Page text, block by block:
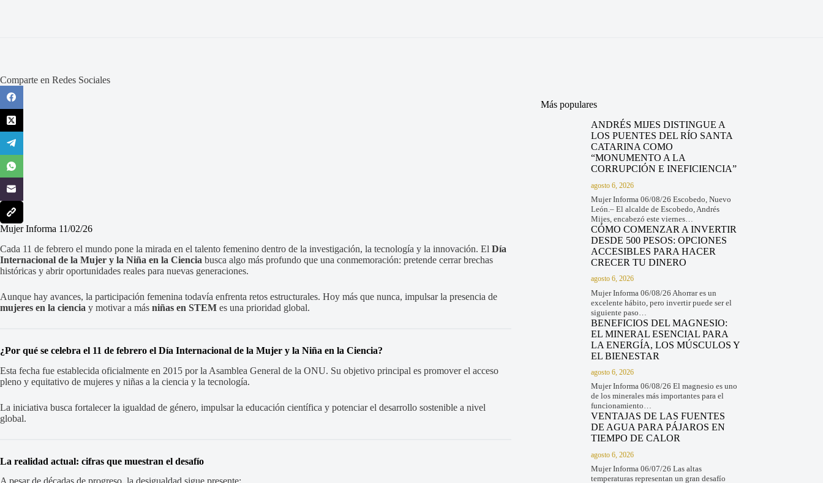
Comparte en Redes Sociales
Mujer Informa 11/02/26
Cada 11 de febrero el mundo pone la mirada en el talento femenino dentro de la investigación, la tecnología y la innovación. El Día
Internacional de la Mujer y la Niña en la Ciencia busca algo más profundo que una conmemoración: pretende cerrar brechas
históricas y abrir oportunidades reales para nuevas generaciones.
Aunque hay avances, la participación femenina todavía enfrenta retos estructurales. Hoy más que nunca, impulsar la presencia de
mujeres en la ciencia y motivar a más niñas en STEM es una prioridad global.
¿Por qué se celebra el 11 de febrero el Día Internacional de la Mujer y la Niña en la Ciencia?
Esta fecha fue establecida oficialmente en 2015 por la Asamblea General de la ONU. Su objetivo principal es promover el acceso
pleno y equitativo de mujeres y niñas a la ciencia y la tecnología.
La iniciativa busca fortalecer la igualdad de género, impulsar la educación científica y potenciar el desarrollo sostenible a nivel
global.
La realidad actual: cifras que muestran el desafío
Más populares
ANDRÉS MIJES DISTINGUE A
LOS PUENTES DEL RÍO SANTA
CATARINA COMO
“MONUMENTO A LA
CORRUPCIÓN E INEFICIENCIA”
agosto 6, 2026
Mujer Informa 06/08/26 Escobedo, Nuevo
León.– El alcalde de Escobedo, Andrés
Mijes, encabezó este viernes…
CÓMO COMENZAR A INVERTIR
DESDE 500 PESOS: OPCIONES
ACCESIBLES PARA HACER
CRECER TU DINERO
agosto 6, 2026
Mujer Informa 06/08/26 Ahorrar es un
excelente hábito, pero invertir puede ser el
siguiente paso…
BENEFICIOS DEL MAGNESIO:
EL MINERAL ESENCIAL PARA
LA ENERGÍA, LOS MÚSCULOS Y
EL BIENESTAR
agosto 6, 2026
Mujer Informa 06/08/26 El magnesio es uno
de los minerales más importantes para el
funcionamiento…
VENTAJAS DE LAS FUENTES
DE AGUA PARA PÁJAROS EN
TIEMPO DE CALOR
agosto 6, 2026
Mujer Informa 06/07/26 Las altas
temperaturas representan un gran desafío